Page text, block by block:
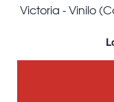
Victoria - Vinilo